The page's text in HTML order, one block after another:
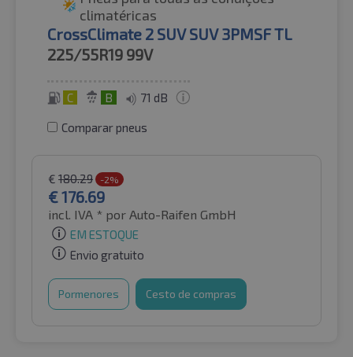
climatéricas
CrossClimate 2 SUV SUV 3PMSF TL
225/55R19 99V
C B 71 dB
Comparar pneus
€ 180.29 -2%
€176.69
incl. IVA * por Auto-Raifen GmbH
EM ESTOQUE
Envio gratuito
Pormenores Cesto de compras